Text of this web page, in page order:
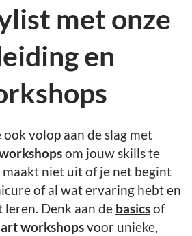
met onze
en
ook volop aan de slag met
om jouw skills te
niet uit of je net begint
of al wat ervaring hebt en
Denk aan de basicsof
workshopsvoor unieke,